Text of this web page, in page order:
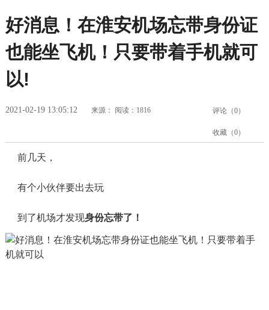
好消息！在淮安机场忘带身份证
也能坐飞机！只要带着手机就可
以!
2021-02-19 13:05:12 来源： 阅读：1816 评论（0）
收藏（0）
前几天，
有个小伙伴要出去玩
到了机场才发现身份忘带了！